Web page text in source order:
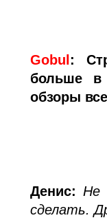
Gobul :
больше в
обзоры
Денис: Не
сделать.